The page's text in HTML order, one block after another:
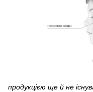
продукцією ще й не